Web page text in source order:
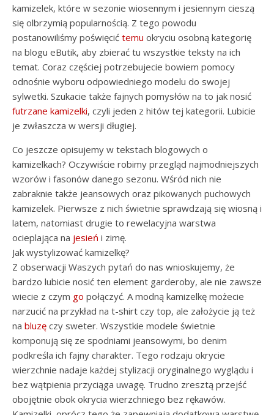
kamizelek, które w sezonie wiosennym i jesiennym cieszą
się olbrzymią popularnością. Z tego powodu
postanowiliśmy poświęcić temu okryciu osobną kategorię
na blogu eButik, aby zbierać tu wszystkie teksty na ich
temat. Coraz częściej potrzebujecie bowiem pomocy
odnośnie wyboru odpowiedniego modelu do swojej
sylwetki. Szukacie także fajnych pomysłów na to jak nosić
futrzane kamizelki, czyli jeden z hitów tej kategorii. Lubicie
je zwłaszcza w wersji długiej.
Co jeszcze opisujemy w tekstach blogowych o
kamizelkach? Oczywiście robimy przegląd najmodniejszych
wzorów i fasonów danego sezonu. Wśród nich nie
zabraknie także jeansowych oraz pikowanych puchowych
kamizelek. Pierwsze z nich świetnie sprawdzają się wiosną i
latem, natomiast drugie to rewelacyjna warstwa
ocieplająca na jesień i zimę.
Jak wystylizować kamizelkę?
Z obserwacji Waszych pytań do nas wnioskujemy, że
bardzo lubicie nosić ten element garderoby, ale nie zawsze
wiecie z czym go połączyć. A modną kamizelkę możecie
narzucić na przykład na t-shirt czy top, ale założycie ją też
na bluzę czy sweter. Wszystkie modele świetnie
komponują się ze spodniami jeansowymi, bo denim
podkreśla ich fajny charakter. Tego rodzaju okrycie
wierzchnie nadaje każdej stylizacji oryginalnego wyglądu i
bez wątpienia przyciąga uwagę. Trudno zresztą przejść
obojętnie obok okrycia wierzchniego bez rękawów.